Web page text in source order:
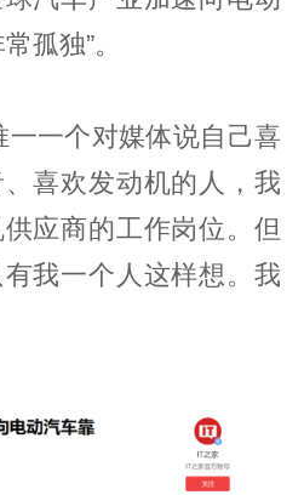
孤独”。
一一个对媒体说自己喜
喜欢发动机的人，我
应商的工作岗位。但
我一个人这样想。我